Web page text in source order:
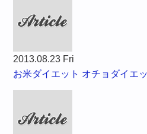
2013.08.23 Fri
お米ダイエット オチョダイエ